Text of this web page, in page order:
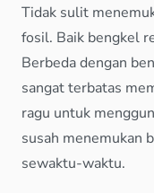
Tidak sulit
fosil. Baik bengkel
Berbeda dengan
sangat terbatas
ragu untuk
susah menemukan
sewaktu-waktu.